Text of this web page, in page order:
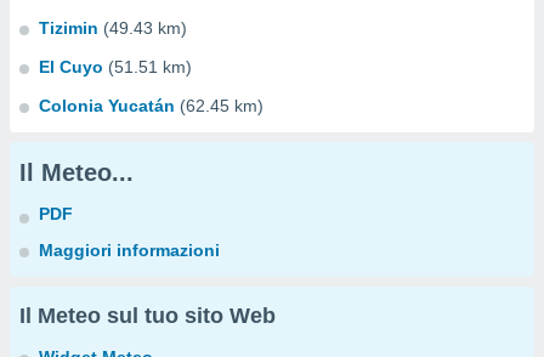
Tizimin (49.43 km)
El Cuyo (51.51 km)
Colonia Yucatán (62.45 km)
Il Meteo...
PDF
Maggiori informazioni
Il Meteo sul tuo sito Web